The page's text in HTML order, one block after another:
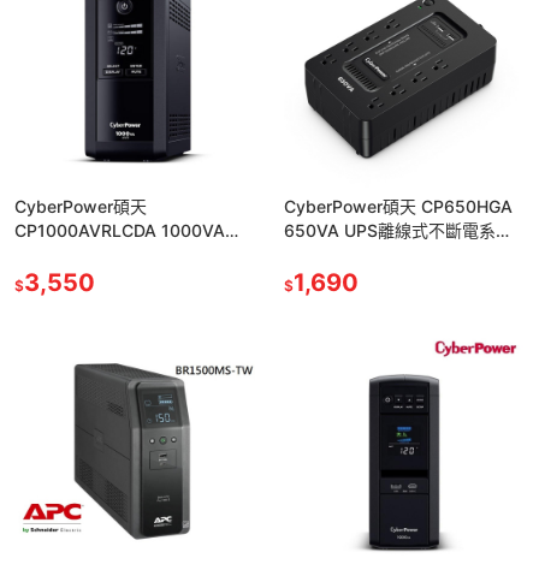
CyberPower碩天
CP1000AVRLCDA 1000VA
保護 颱風停電防雷擊
$3,550
CyberPower碩天 CP650HGA
650VA UPS離線式不斷電系統
雷擊
$1,690